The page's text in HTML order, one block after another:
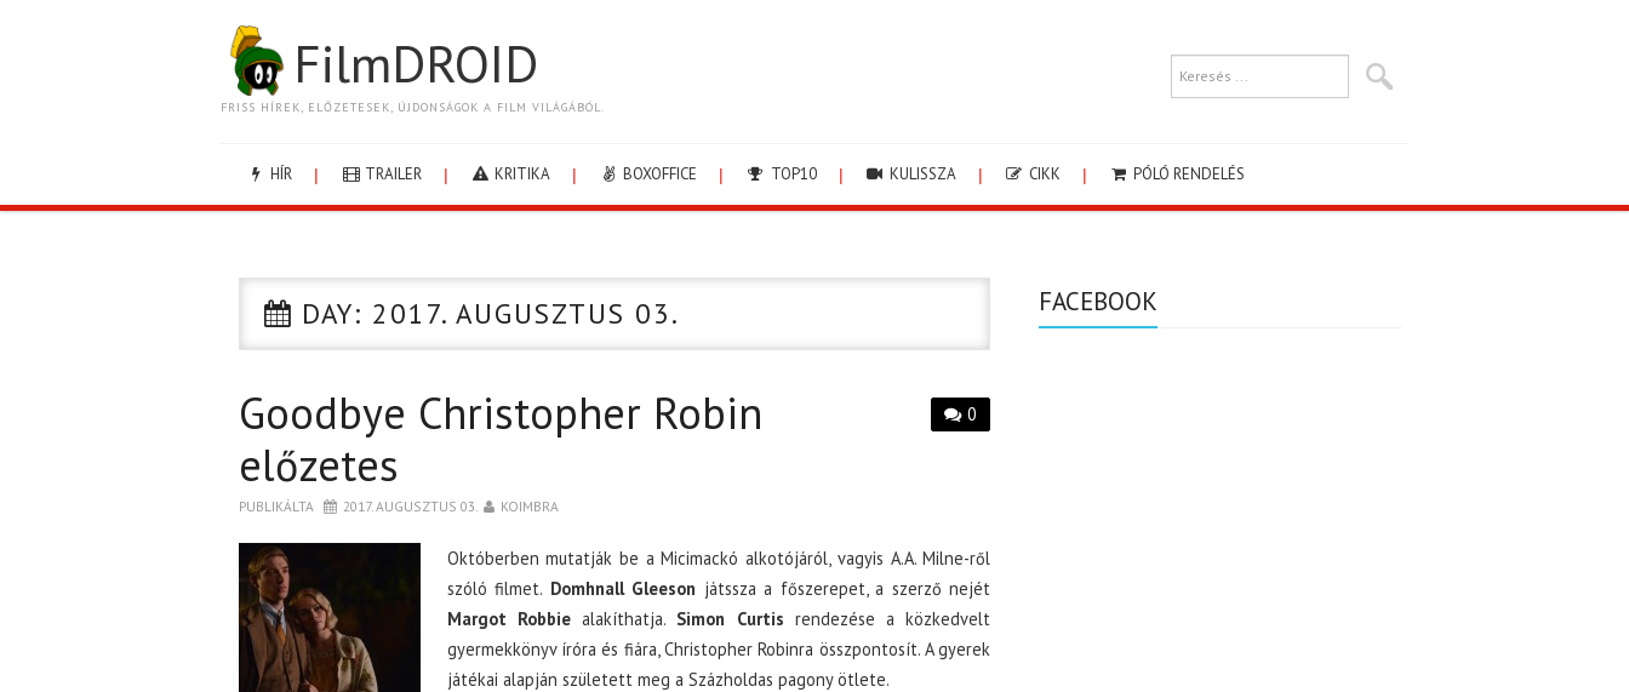
FilmDROID
FRISS HÍREK, ELŐZETESEK, ÚJDONSÁGOK A FILM VILÁGÁBÓL.
HÍR TRAILER KRITIKA BOXOFFICE TOP10 KULISSZA CIKK PÓLÓ RENDELÉS
DAY: 2017. AUGUSZTUS 03.
0
Goodbye Christopher Robin
előzetes
PUBLIKÁLTA 2017. AUGUSZTUS 03. KOIMBRA
Októberben mutatják be a Micimackó alkotójáról, vagyis A.A. Milne-ről
szóló filmet. Domhnall Gleeson játssza a főszerepet, a szerző nejét
Margot Robbiealakíthatja. Simon Curtis rendezése a közkedvelt
gyermekkönyv íróra és fiára, Christopher Robinra összpontosít. A gyerek
játékai alapján született meg a Százholdas pagony ötlete.
FACEBOOK